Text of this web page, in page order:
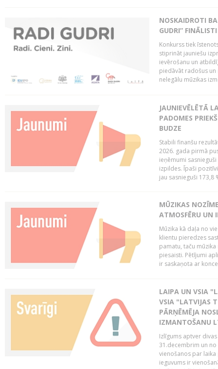
NOSKAIDROTI
GUDRI” FINĀLISTI
Konkurss tiek
stiprināt jauniešu
ievērošanu un
piedāvāt radošus
nelegālu mūzikas
JAUNIEVĒLĒTĀ
PADOMES
BUDZE
Stabili finanšu
2026. gada pirmā
ieņēmumi
izpildes. Īpaši
jau sasnieguši 173,8
MŪZIKAS
ATMOSFĒRU UN
Mūzika kā daļa no
klientu pieredzes
pamatu, taču
piesaisti. Pētījumi
ir saskaņota ar
LAIPA UN VSIA
VSIA "LATVIJAS
PĀRŅĒMĒJA
IZMANTOŠANU
Izlīgums aptver
31.decembrim un no
vienošanos par
ieguvums ir